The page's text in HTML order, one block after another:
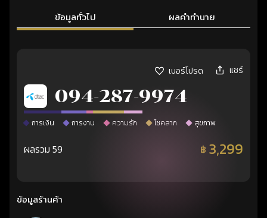
ข้อมูลทั่วไป ผลคำทำนาย
เบอร์โปรด แชร์
094-287-9974
การเงิน การงาน ความรัก โชคลาภ สุขภาพ
ผลรวม 59 ฿ 3,299
ข้อมูลร้านค้า